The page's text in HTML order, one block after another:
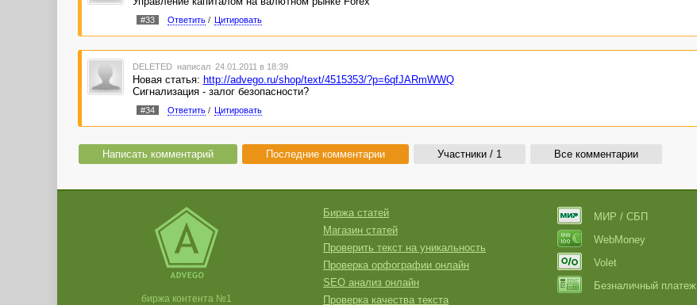
#33 Ответить/ Цитировать
DELETED написал 24.01.2011 в 18:39
Новая статья: http://advego.ru/shop/text/4515353/?p=6qfJARmWWQ
Сигнализация - залог безопасности?
#34 Ответить/ Цитировать
Написать комментарий Последние комментарии Участники / 1 Все комментарии
биржа контента №1
Биржа статей
Магазин статей
Проверить текст на уникальность
Проверка орфографии онлайн
SEO анализ онлайн
Проверка качества текста
МИР / СБП
WebMoney
Volet
Безналичный платеж